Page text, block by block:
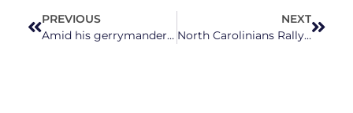
PREVIOUS
Amid his gerrymander gift to Trump, Phil Berger’s actions are called into question
NEXT
North Carolinians Rally Against GOP-led Redistricting Plan